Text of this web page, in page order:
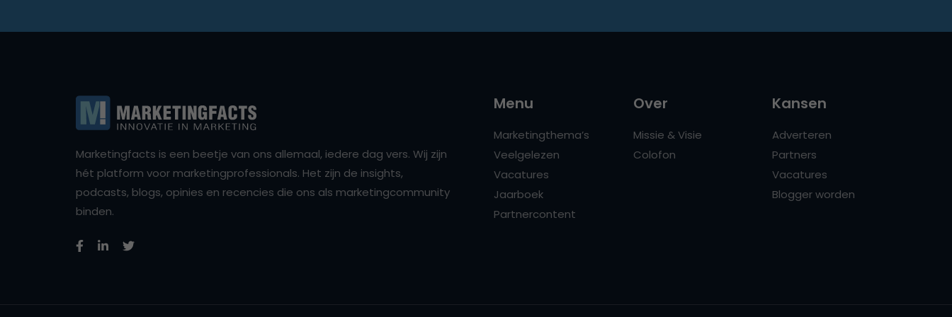
Marketingfacts is een beetje van ons allemaal, iedere dag vers. Wij zijn
hét platform voor marketingprofessionals. Het zijn de insights,
podcasts, blogs, opinies en recencies die ons als marketingcommunity
binden.
Menu
Marketingthema’s
Veelgelezen
Vacatures
Jaarboek
Partnercontent
Over
Missie & Visie
Colofon
Kansen
Adverteren
Partners
Vacatures
Blogger worden